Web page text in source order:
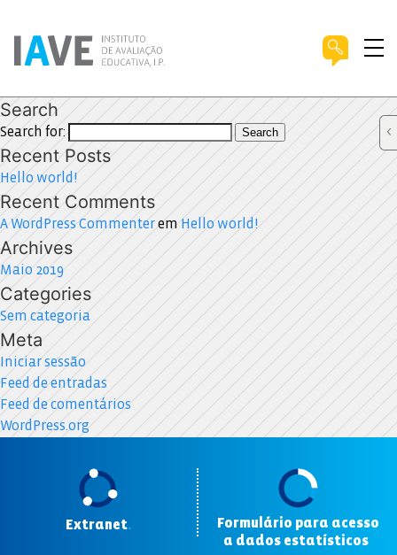
Search
Search for: Search
Recent Posts
Hello world!
Recent Comments
A WordPress Commenterem Hello world!
Archives
Maio 2019
Categories
Sem categoria
Meta
Iniciar sessão
Feed de entradas
Feed de comentários
WordPress.org
Extranet.
Formulário para acesso
a dados estatísticos